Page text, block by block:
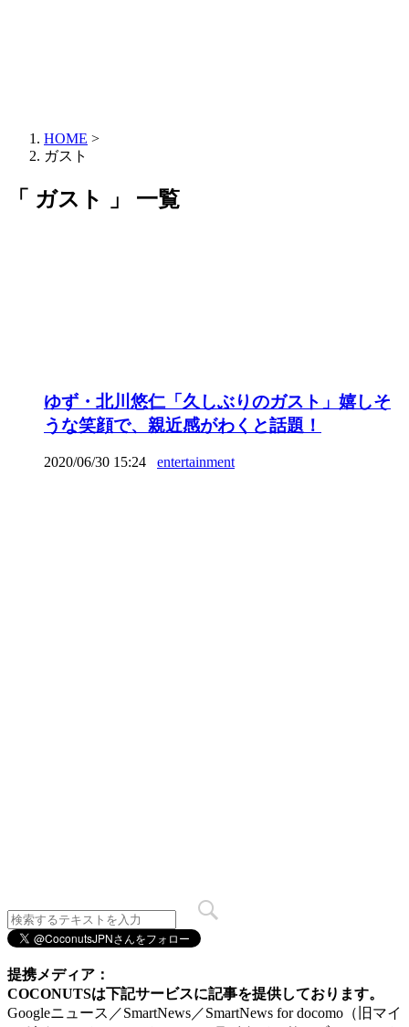
HOME >
ガスト
「 ガスト 」 一覧
ゆず・北川悠仁「久しぶりのガスト」嬉しそ
うな笑顔で、親近感がわくと話題！
2020/06/30 15:24 entertainment
提携メディア：
COCONUTSは下記サービスに記事を提供しております。
Googleニュース／SmartNews／SmartNews for docomo（旧マイ